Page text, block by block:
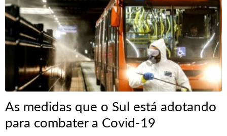
As medidas que o Sul está adotando
para combater a Covid-19